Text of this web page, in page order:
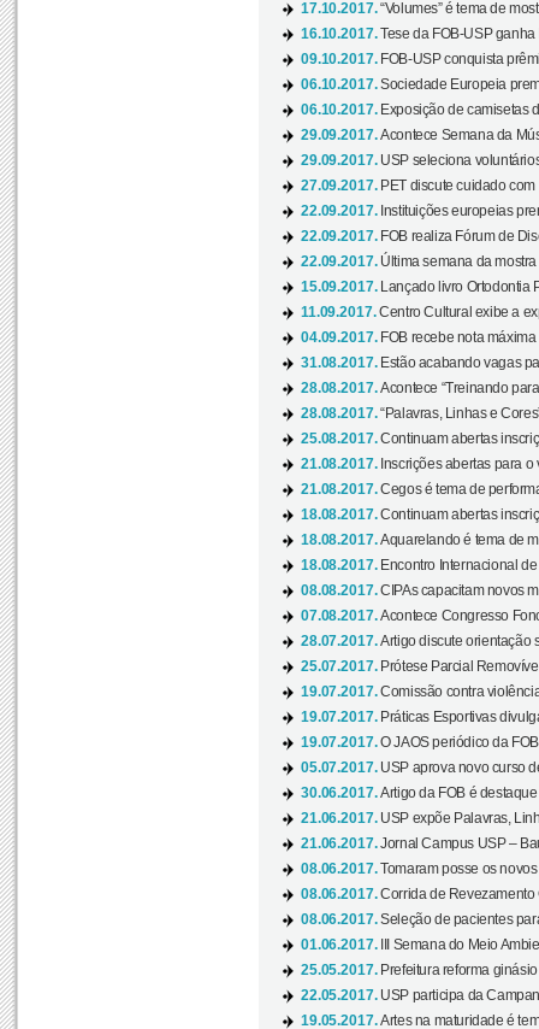
17.10.2017.“Volumes” é tema de
16.10.2017.Tese da FOB-USP
09.10.2017. FOB-USP conquista
06.10.2017.Sociedade Europeia
06.10.2017. Exposição de camisetas
29.09.2017.Acontece Semana da
29.09.2017. USP seleciona
27.09.2017. PET discute cuidado
22.09.2017. Instituições europeias
22.09.2017. FOB realiza Fórum de
22.09.2017. Última semana da mostra
15.09.2017.
Lançado livro Ortodontia
11.09.2017.Centro Cultural exibe a
04.09.2017. FOB recebe nota
31.08.2017. Estão acabando vagas
28.08.2017.Acontece “Treinando
28.08.2017.“Palavras, Linhas e
25.08.2017.Continuam abertas
21.08.2017. Inscrições abertas para
21.08.2017.Cegos é tema de
18.08.2017.Continuam abertas
18.08.2017.Aquarelando é tema de
18.08.2017. Encontro Internacional
08.08.2017.CIPAs capacitam novos
07.08.2017.Acontece Congresso
28.07.2017.Artigo discute orientação
25.07.2017. Prótese Parcial
19.07.2017.Comissão contra
19.07.2017. Práticas Esportivas
19.07.2017.O JAOS periódico da
05.07.2017. USP aprova novo curso
30.06.2017.Artigo da FOB é
21.06.2017. USP expõe Palavras,
21.06.2017.Jornal Campus USP –
08.06.2017.Tomaram posse os
08.06.2017.Corrida de Revezamento
08.06.2017.Seleção de pacientes
01.06.2017.
III Semana do Meio
25.05.2017. Prefeitura reforma
22.05.2017. USP participa da
19.05.2017.Artes na maturidade é